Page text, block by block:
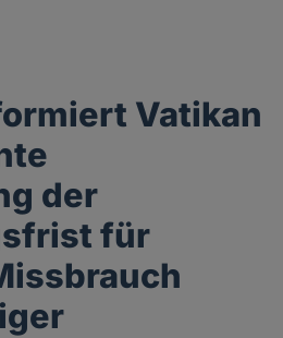
Vatikan
der
für